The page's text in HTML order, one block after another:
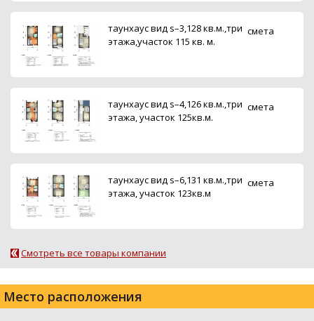
таунхаус вид s–3,128 кв.м.,три
этажа,участок 115 кв. м.
смета
таунхаус вид s–4,126 кв.м.,три
этажа, участок 125кв.м.
смета
таунхаус вид s–6,131 кв.м.,три
этажа, участок 123кв.м
смета
Смотреть все товары компании
Место расположения